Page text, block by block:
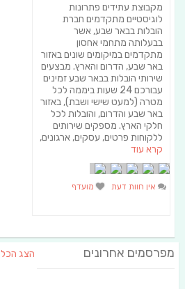
מקבוצת עתידים פתרונות
לוגיסטיים מתקדמים חברת
הובלות בבאר שבע, אשר
בבעלותה מתחמי אחסון
מתקדמים במיקומים שונים באזור
באר שבע, הדרום והארץ. מבצעים
שירותי הובלות בבאר שבע זמינים
עבורכם 24 שעות ביממה לכל
מטרה (למעט שישי ושבת), באזור
באר שבע והדרום, והובלות לכל
חלקי הארץ. מספקים שירותים
ללקוחות פרטים, עסקים, ארגונים,
קרא עוד
אין חוות דעת מועדף
מפרסמים אחרונים הצג הכל